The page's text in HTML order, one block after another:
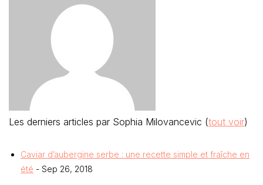
Les derniers articles par Sophia Milovancevic (tout voir)
Caviar d’aubergine serbe : une recette simple et fraîche en
été - Sep 26, 2018